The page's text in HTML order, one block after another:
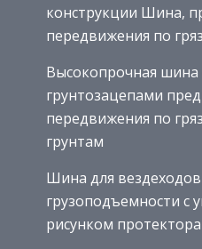
конструкции Шина,
передвижения по
Высокопрочная
грунтозацепами
передвижения по
грунтам
Шина для
грузоподъемности с
рисунком протектора